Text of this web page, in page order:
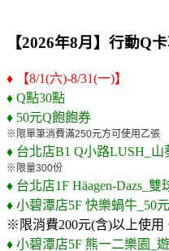
【2026年8月】行動Q
♦ 【8/1(六)-8/31(一)】
♦ Q點30點
♦ 50元Q飽飽券
※限單筆消費滿250元方可使用乙張
♦ 台北店B1 Q小路LUSH_山
※限量300份
♦ 台北店1F Häagen-Dazs_
♦ 小碧潭店5F 快樂蝸牛_50
※限消費200元(含)以上使用
♦ 小碧潭店5F 熊一二樂園_